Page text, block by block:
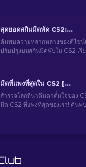
สุดยอดสกินมีดพัด CS2: ตัวเลือกของนักเล่นเกม [2026]
ค้นพบความหลากหลายของดีไซน์
ปรับปรุงบนสกินมีดพับใน CS2 เรี
มีดที่แพงที่สุดใน CS2 [2026]
สำรวจโลกที่น่าตื่นตาตื่นใจของ
มีด CS2 ที่แพงที่สุดของเรา! ค้น